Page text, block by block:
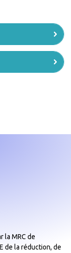
la MRC de
de la réduction, de